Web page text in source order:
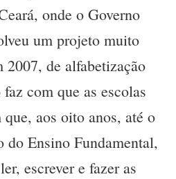
onde o Governo
um projeto muito
de alfabetização
com que as escolas
aos oito anos, até o
do Ensino Fundamental,
escrever e fazer as